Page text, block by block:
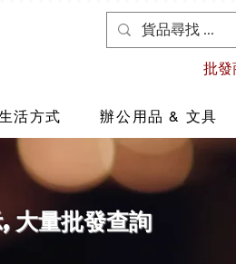
活方式 辦公用品 & 文具
大量批發查詢